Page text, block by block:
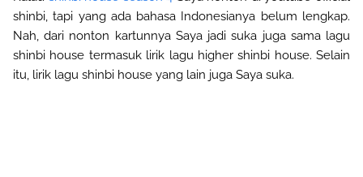
shinbi, tapi yang ada bahasa Indonesianya belum lengkap.
Nah, dari nonton kartunnya Saya jadi suka juga sama lagu
shinbi house termasuk lirik lagu higher shinbi house. Selain
itu, lirik lagu shinbi house yang lain juga Saya suka.